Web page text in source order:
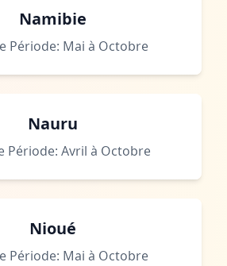
Namibie
Meilleure Période: Mai à Octobre
Nauru
Meilleure Période: Avril à Octobre
Nioué
Meilleure Période: Mai à Octobre